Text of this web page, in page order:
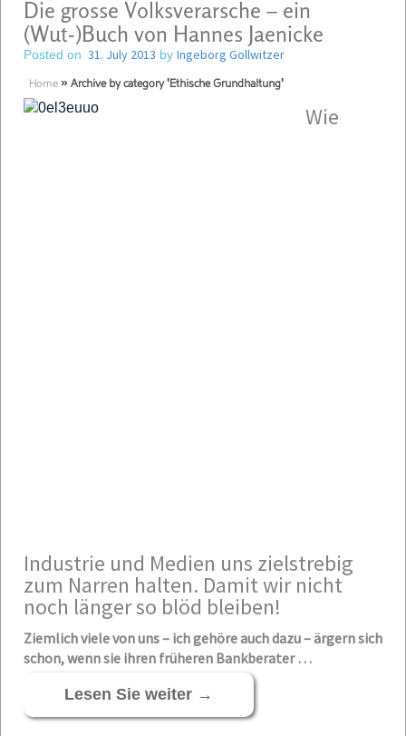
Die grosse Volksverarsche – ein
(Wut-)Buch von Hannes Jaenicke
Posted on 31. July 2013 by Ingeborg Gollwitzer
Home » Archive by category 'Ethische Grundhaltung'
Wie
Industrie und Medien uns zielstrebig
zum Narren halten. Damit wir nicht
noch länger so blöd bleiben!
Ziemlich viele von uns – ich gehöre auch dazu – ärgern sich
schon, wenn sie ihren früheren Bankberater …
Lesen Sie weiter →